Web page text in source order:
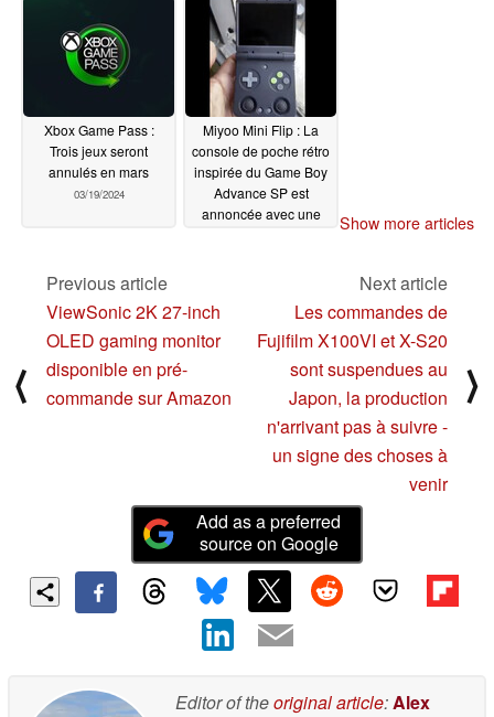
Horizon Forbidden
West Complete Edition,
et plus encore
Xbox Game Pass :
Trois jeux seront
annulés en mars
03/19/2024
Miyoo Mini Flip : La
console de poche rétro
inspirée du Game Boy
Advance SP est
annoncée avec une
Show more articles
⟨
Previous article
ViewSonic 2K 27-inch
OLED gaming monitor
disponible en pré-
commande sur Amazon
Next article
Les commandes de
Fujifilm X100VI et X-S20
sont suspendues au
Japon, la production
n'arrivant pas à suivre -
un signe des choses à
venir
⟩
Add as a preferred
source on Google
Editor of theoriginal article:Alex